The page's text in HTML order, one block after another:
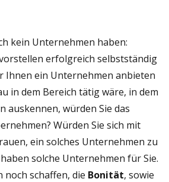
kein Unternehmen haben:
erfolgreich selbstständig
Ihnen ein Unternehmen anbieten
in dem Bereich tätig wäre, in dem
auskennen, würden Sie das
Würden Sie sich mit
ein solches Unternehmen zu
solche Unternehmen für Sie.
noch schaffen, die Bonität, sowie